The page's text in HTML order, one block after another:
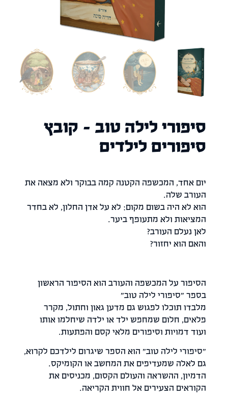
לילה טוב – קובץ
לילדים
אחד, המכשפה הקטנה קמה בבוקר ולא מצאה את
שלה.
לא היה בשום מקום: לא על אדן החלון, לא בחדר
ולא מתעופף ביער.
נעלם העורב?
הוא יחזור?
על המכשפה והעורב הוא הסיפור הראשון
"סיפורי לילה טוב"
תוכלו לפגוש גם מדען גאון וחתול, מקרר
חלום שמחפש ילד או ילדה שיחלמו אותו
דמויות וסיפורים מלאי קסם והפתעות.
לילה טוב" הוא הספר שיגרום לילדכם לקרוא,
לאלה שמעדיפים את המחשב או הקומיקס.
ההשראה והעולם הקסום, מכניסים את
הצעירים אל חווית הקריאה.